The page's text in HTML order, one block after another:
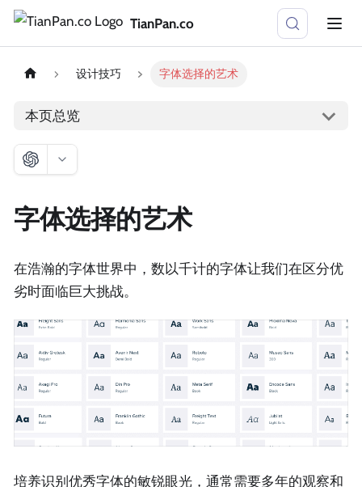
TianPan.co
设计技巧 字体选择的艺术
本页总览
字体选择的艺术
在浩瀚的字体世界中，数以千计的字体让我们在区分优
劣时面临巨大挑战。
培养识别优秀字体的敏锐眼光，通常需要多年的观察和